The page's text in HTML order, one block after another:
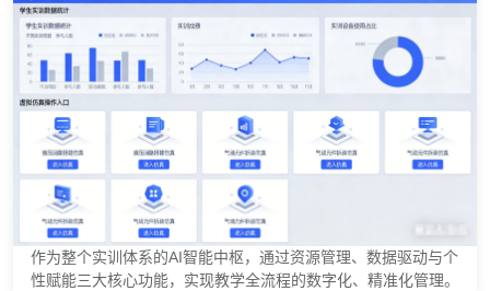
作为整个实训体系的AI智能中枢，通过资源管理、数据驱动与个
性赋能三大核心功能，实现教学全流程的数字化、精准化管理。